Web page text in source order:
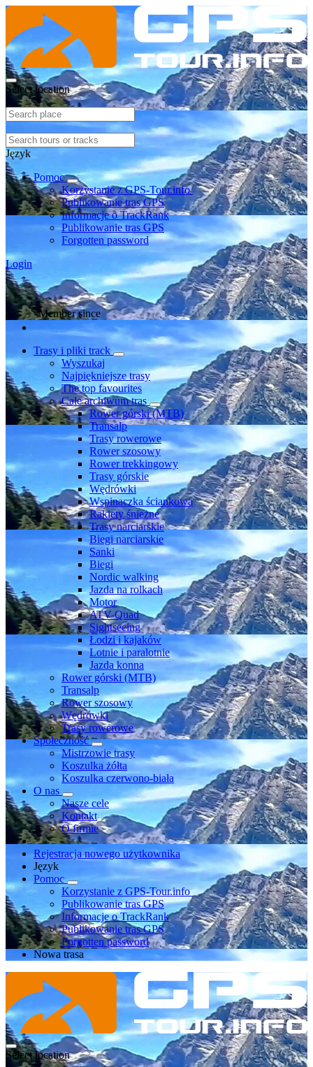
Select location
Język
Pomoc
Korzystanie z GPS-Tour.info
Publikowanie tras GPS
Informacje o TrackRank
Publikowanie tras GPS
Forgotten password
Login
Member since
Trasy i pliki track
Wyszukaj
Najpiękniejsze trasy
The top favourites
Całe archiwum tras
Rower górski (MTB)
Transalp
Trasy rowerowe
Rower szosowy
Rower trekkingowy
Trasy górskie
Wędrówki
Wspinaczka ściankowa
Rakiety śnieżne
Trasy narciarskie
Biegi narciarskie
Sanki
Biegi
Nordic walking
Jazda na rolkach
Motor
ATV-Quad
Sightseeing
Łodzi i kajaków
Lotnie i paralotnie
Jazda konna
Rower górski (MTB)
Transalp
Rower szosowy
Wędrówki
Trasy rowerowe
Społeczność
Mistrzowie trasy
Koszulka żółta
Koszulka czerwono-biała
O nas
Nasze cele
Kontakt
O firmie
Rejestracja nowego użytkownika
Język
Pomoc
Korzystanie z GPS-Tour.info
Publikowanie tras GPS
Informacje o TrackRank
Publikowanie tras GPS
Forgotten password
Nowa trasa
Select location